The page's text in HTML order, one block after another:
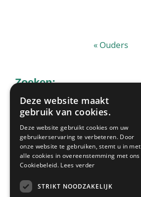
« Ouders
Zoeken:
Zoek
op
deze
website
Laatste nieuws:
Deze website maakt
gebruik van cookies.
Deze website gebruikt cookies om uw
gebruikerservaring te verbeteren. Door
onze website te gebruiken, stemt u in met
alle cookies in overeenstemming met ons
Cookiebeleid. Lees verder
STRIKT NOODZAKELIJK